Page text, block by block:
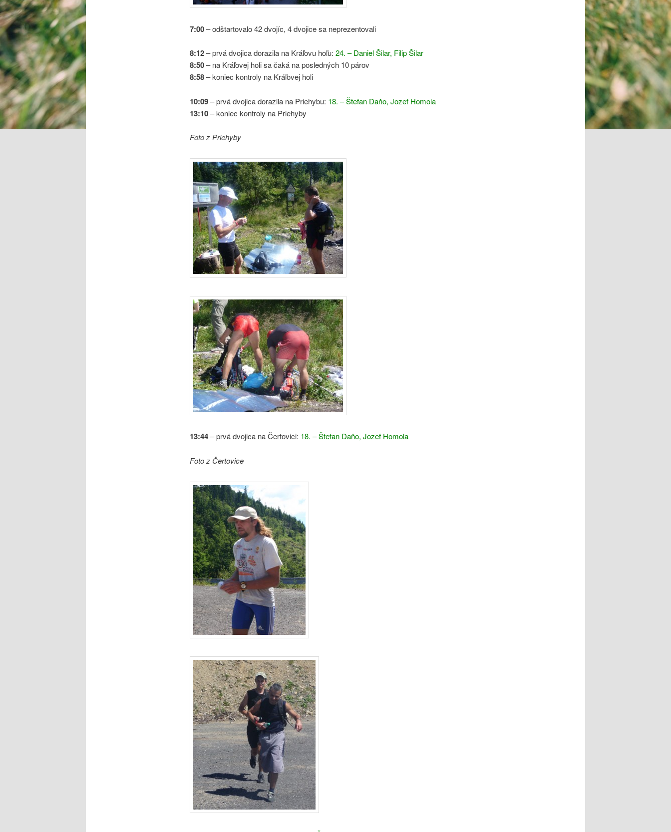
7:00– odštartovalo 42 dvojíc, 4 dvojice sa neprezentovali
8:12– prvá dvojica dorazila na Kráľovu hoľu: 24. – Daniel Šilar, Filip Šilar
8:50– na Kráľovej holi sa čaká na posledných 10 párov
8:58– koniec kontroly na Kráľovej holi
10:09– prvá dvojica dorazila na Priehybu: 18. – Štefan Daňo, Jozef Homola
13:10– koniec kontroly na Priehyby
Foto z Priehyby
13:44– prvá dvojica na Čertovici: 18. – Štefan Daňo, Jozef Homola
Foto z Čertovice